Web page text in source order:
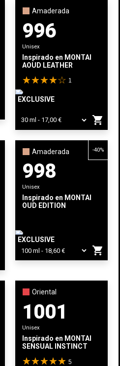
Amaderada
996
Unisex
Inspirado en MONTALE
AOUD LEATHER
1
EXCLUSIVE
shopping_cart
Amaderada
998
Unisex
Inspirado en MONTALE
OUD EDITION
-40%
EXCLUSIVE
shopping_cart
Oriental
1001
Unisex
Inspirado en MONTALE
SENSUAL INSTINCT
5